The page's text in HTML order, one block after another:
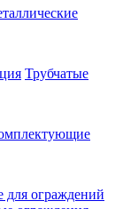
Трубчатые
ограждений